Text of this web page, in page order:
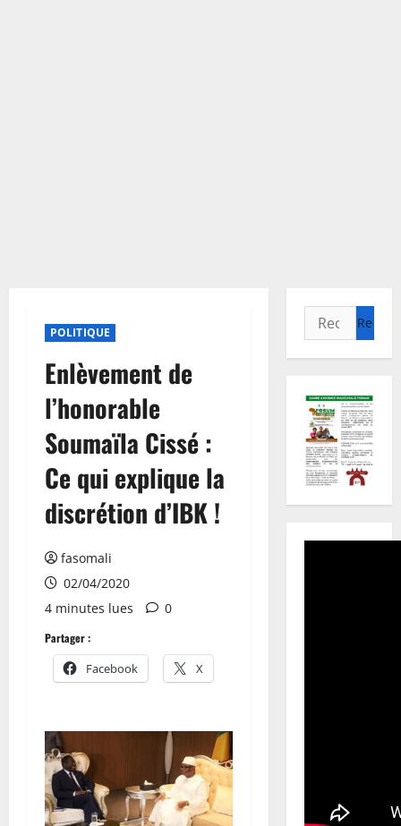
POLITIQUE
Enlèvement de
l’honorable
Soumaïla Cissé :
Ce qui explique la
discrétion d’IBK !
fasomali
02/04/2020
4 minutes lues
0
Partager :
Facebook X
Rechercher :